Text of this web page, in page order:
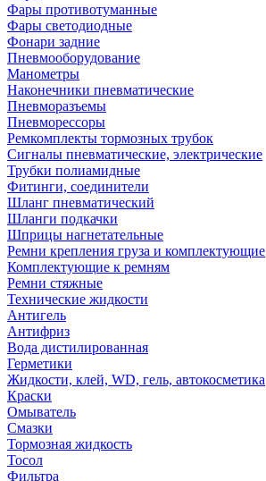
Фары противотуманные
Фары светодиодные
Фонари задние
Пневмооборудование
Манометры
Наконечники пневматические
Пневморазъемы
Пневморессоры
Ремкомплекты тормозных трубок
Сигналы пневматические, электрические
Трубки полиамидные
Фитинги, соединители
Шланг пневматический
Шланги подкачки
Шприцы нагнетательные
Ремни крепления груза и комплектующие
Комплектующие к ремням
Ремни стяжные
Технические жидкости
Антигель
Антифриз
Вода дистилированная
Герметики
Жидкости, клей, WD, гель, автокосметика
Краски
Омыватель
Смазки
Тормозная жидкость
Тосол
Фильтра